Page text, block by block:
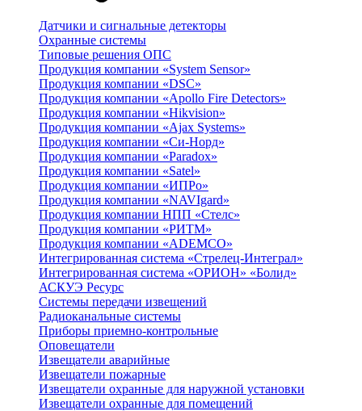
Датчики и сигнальные детекторы
Охранные системы
Типовые решения ОПС
Продукция компании «System Sensor»
Продукция компании «DSC»
Продукция компании «Apollo Fire Detectors»
Продукция компании «Hikvision»
Продукция компании «Ajax Systems»
Продукция компании «Си-Норд»
Продукция компании «Paradox»
Продукция компании «Satel»
Продукция компании «ИПРо»
Продукция компании «NAVIgard»
Продукция компании НПП «Стелс»
Продукция компании «РИТМ»
Продукция компании «ADEMCO»
Интегрированная система «Стрелец-Интеграл»
Интегрированная система «ОРИОН» «Болид»
АСКУЭ Ресурс
Системы передачи извещений
Радиоканальные системы
Приборы приемно-контрольные
Оповещатели
Извещатели аварийные
Извещатели пожарные
Извещатели охранные для наружной установки
Извещатели охранные для помещений